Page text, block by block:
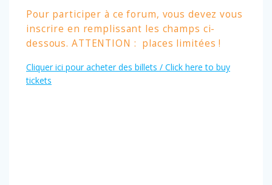
Pour participer à ce forum, vous devez vous
inscrire en remplissant les champs ci-
dessous. ATTENTION : places limitées !
Cliquer ici pour acheter des billets / Click here to buy
tickets